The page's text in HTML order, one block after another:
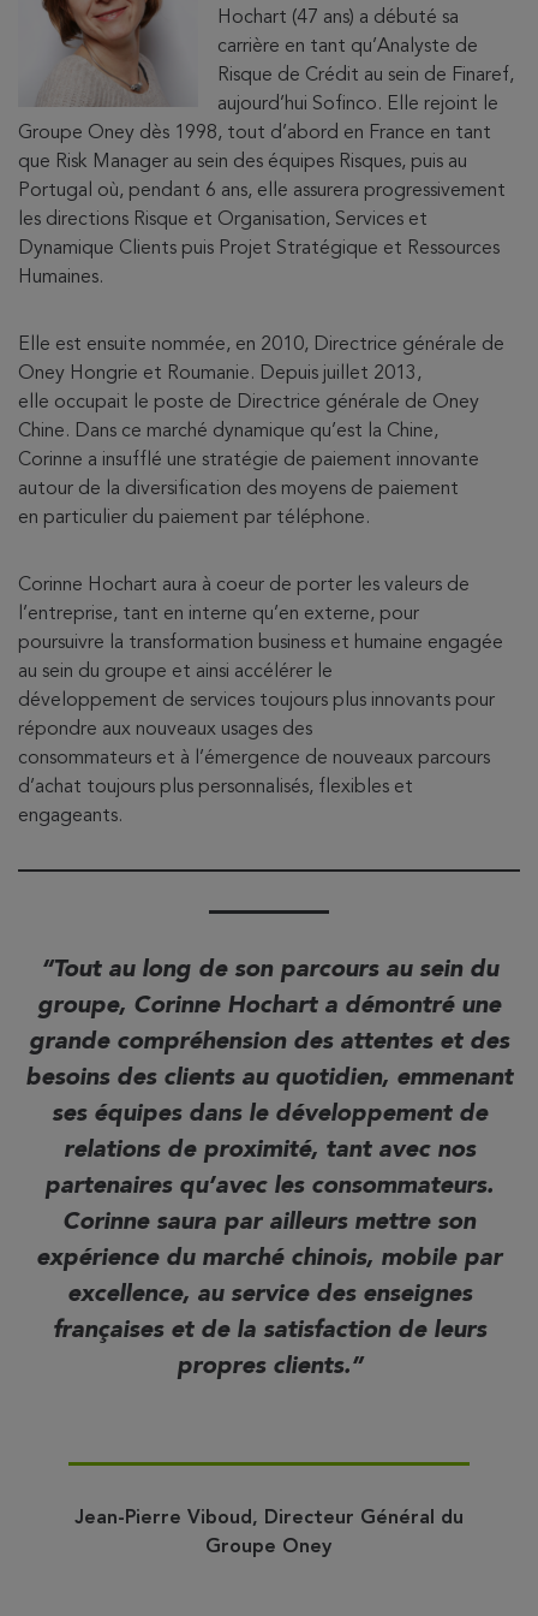
Hochart (47 ans) a débuté sa
carrière en tant qu’Analyste de
Risque de Crédit au sein de Finaref,
aujourd’hui Sofinco. Elle rejoint le
Groupe Oney dès 1998, tout d’abord en France en tant
que Risk Manager au sein des équipes Risques, puis au
Portugal où, pendant 6 ans, elle assurera progressivement
les directions Risque et Organisation, Services et
Dynamique Clients puis Projet Stratégique et Ressources
Humaines.
Elle est ensuite nommée, en 2010, Directrice générale de
Oney Hongrie et Roumanie. Depuis juillet 2013,
elle occupait le poste de Directrice générale de Oney
Chine. Dans ce marché dynamique qu’est la Chine,
Corinne a insufflé une stratégie de paiement innovante
autour de la diversification des moyens de paiement
en particulier du paiement par téléphone.
Corinne Hochart aura à coeur de porter les valeurs de
l’entreprise, tant en interne qu’en externe, pour
poursuivre la transformation business et humaine engagée
au sein du groupe et ainsi accélérer le
développement de services toujours plus innovants pour
répondre aux nouveaux usages des
consommateurs et à l’émergence de nouveaux parcours
d’achat toujours plus personnalisés, flexibles et
engageants.
Tout au long de son parcours au sein du
groupe, Corinne Hochart a démontré une
grande compréhension des attentes et des
besoins des clients au quotidien, emmenant
ses équipes dans le développement de
relations de proximité, tant avec nos
partenaires qu’avec les consommateurs.
Corinne saura par ailleurs mettre son
expérience du marché chinois, mobile par
excellence, au service des enseignes
françaises et de la satisfaction de leurs
propres clients.
Jean-Pierre Viboud, Directeur Général du
Groupe Oney